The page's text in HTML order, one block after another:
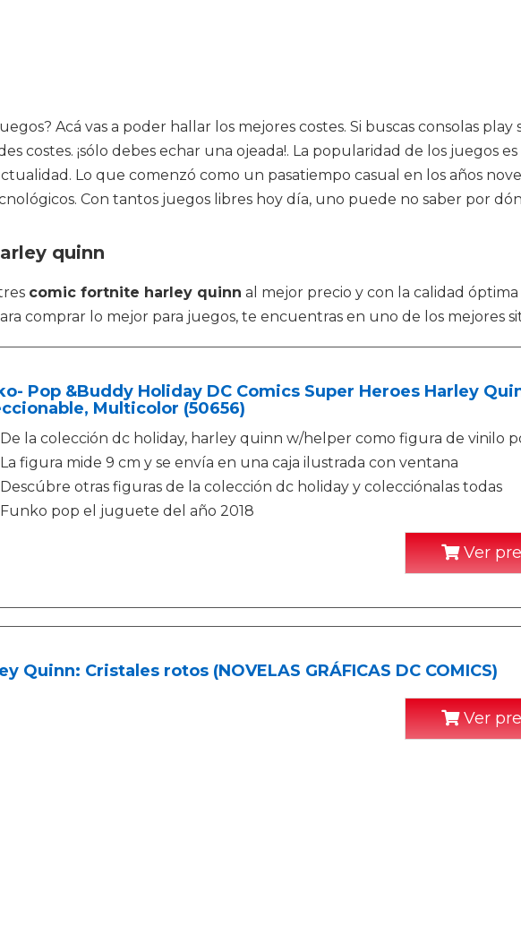
Acá vas a poder hallar los mejores costes. Si buscas consolas
costes. ¡sólo debes echar una ojeada!. La popularidad de los juegos
Lo que comenzó como un pasatiempo casual en los años
Con tantos juegos libres hoy día, uno puede no saber por
quinn
comic fortnite harley quinn al mejor precio y con la calidad
comprar lo mejor para juegos, te encuentras en uno de los mejores
Pop &Buddy Holiday DC Comics Super Heroes Harley
Multicolor (50656)
De la colección dc holiday, harley quinn w/helper como figura de vinilo
La figura mide 9 cm y se envía en una caja ilustrada con ventana
Descúbre otras figuras de la colección dc holiday y colecciónalas todas
Funko pop el juguete del año 2018
Ver
Quinn: Cristales rotos (NOVELAS GRÁFICAS DC COMICS)
Ver